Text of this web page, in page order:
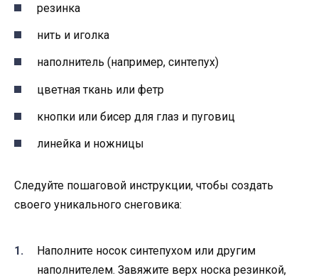
резинка
нить и иголка
наполнитель (например, синтепух)
цветная ткань или фетр
кнопки или бисер для глаз и пуговиц
линейка и ножницы
Следуйте пошаговой инструкции, чтобы создать
своего уникального снеговика:
Наполните носок синтепухом или другим
наполнителем. Завяжите верх носка резинкой,